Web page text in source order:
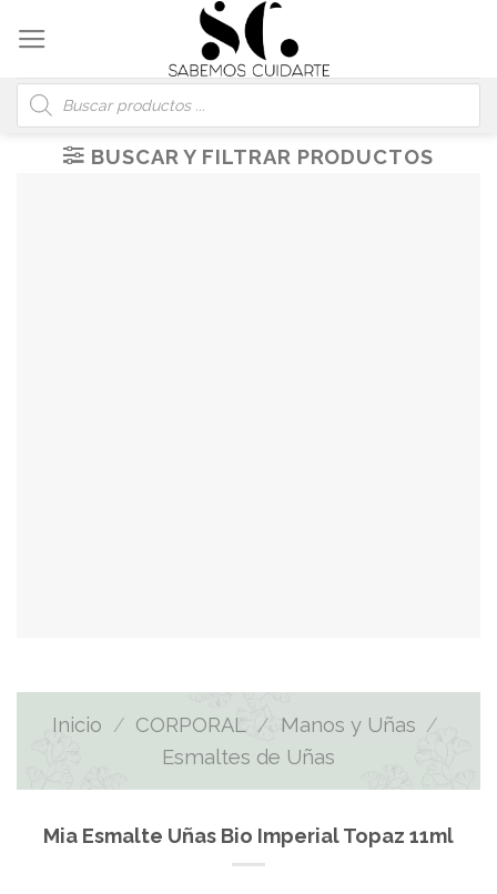
content
Búsqueda
de
productos
BUSCAR Y FILTRAR PRODUCTOS
Inicio / CORPORAL / Manos y Uñas /
Esmaltes de Uñas
Mia Esmalte Uñas Bio Imperial Topaz 11ml